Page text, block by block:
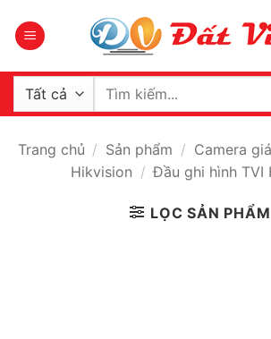
qua
dung
Tìm
Trang chủ / Sản phẩm / Camera
Hikvision / Đầu ghi hình TVI
LỌC SẢN PHẨM